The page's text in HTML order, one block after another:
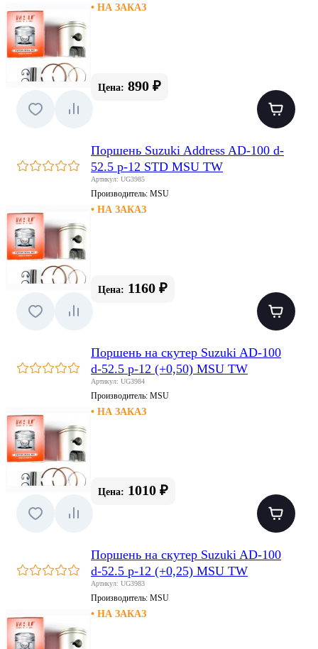
• НА ЗАКАЗ
Цена: 890 ₽
Поршень Suzuki Address AD-100 d-
52.5 p-12 STD MSU TW
Артикул: UG3985
Производитель: MSU
• НА ЗАКАЗ
Цена: 1160 ₽
Поршень на скутер Suzuki AD-100
d-52.5 p-12 (+0,50) MSU TW
Артикул: UG3984
Производитель: MSU
• НА ЗАКАЗ
Цена: 1010 ₽
Поршень на скутер Suzuki AD-100
d-52.5 p-12 (+0,25) MSU TW
Артикул: UG3983
Производитель: MSU
• НА ЗАКАЗ